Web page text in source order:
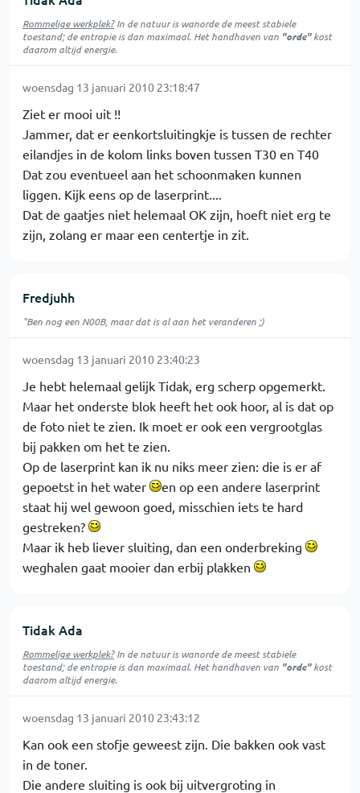
Rommelige werkplek?In de natuur iswanordede meest stabiele
toestand; de entropie is dan maximaal. Het handhaven van "orde"kost
daarom altijd energie.
woensdag 13 januari 2010 23:18:47
Ziet er mooi uit !!
Jammer, dat er eenkortsluitingkje is tussen de rechter
eilandjes in de kolom links boven tussen T30 en T40
Dat zou eventueel aan het schoonmaken kunnen
liggen. Kijk eens op de laserprint....
Dat de gaatjes niet helemaal OK zijn, hoeft niet erg te
zijn, zolang er maar een centertje in zit.
Fredjuhh
"Ben nog een N00B, maar dat is al aan het veranderen ;)
woensdag 13 januari 2010 23:40:23
Je hebt helemaal gelijk Tidak, erg scherp opgemerkt.
Maar het onderste blok heeft het ook hoor, al is dat op
de foto niet te zien. Ik moet er ook een vergrootglas
bij pakken om het te zien.
Op de laserprint kan ik nu niks meer zien: die is er af
gepoetst in het water
en op een andere laserprint
staat hij wel gewoon goed, misschien iets te hard
gestreken?
Maar ik heb liever sluiting, dan een onderbreking
weghalen gaat mooier dan erbij plakken
Tidak Ada
Rommelige werkplek?In de natuur iswanordede meest stabiele
toestand; de entropie is dan maximaal. Het handhaven van "orde"kost
daarom altijd energie.
woensdag 13 januari 2010 23:43:12
Kan ook een stofje geweest zijn. Die bakken ook vast
in de toner.
Die andere sluiting is ook bij uitvergroting in